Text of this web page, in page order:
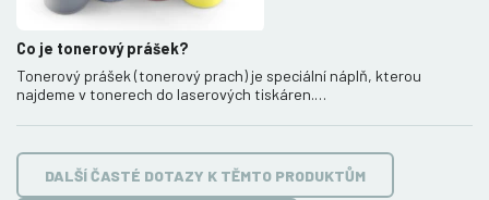
Co je tonerový prášek?
Tonerový prášek (tonerový prach) je speciální náplň, kterou
najdeme v tonerech do laserových tiskáren.…
DALŠÍ ČASTÉ DOTAZY K TĚMTO PRODUKTŮM